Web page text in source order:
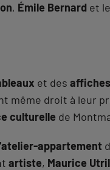
, Émile Bernard et
et des affiches
même droit à leur
culturelle de
appartement
artiste, Maurice